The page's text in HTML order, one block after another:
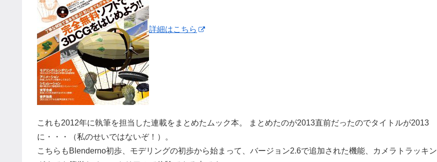
詳細はこちら
これも2012年に執筆を担当した連載をまとめたムック本。 まとめたのが2013直前だったのでタイトルが2013
に・・・（私のせいではないぞ！）。
こちらもBlenderno初歩、モデリングの初歩から始まって、バージョン2.6で追加された機能、カメラトラッキン